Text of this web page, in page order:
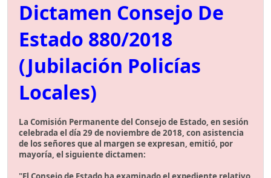
Dictamen Consejo De
Estado 880/2018
(Jubilación Policías
Locales)
La Comisión Permanente del Consejo de Estado, en sesión
celebrada el día 29 de noviembre de 2018, con asistencia
de los señores que al margen se expresan, emitió, por
mayoría, el siguiente dictamen: